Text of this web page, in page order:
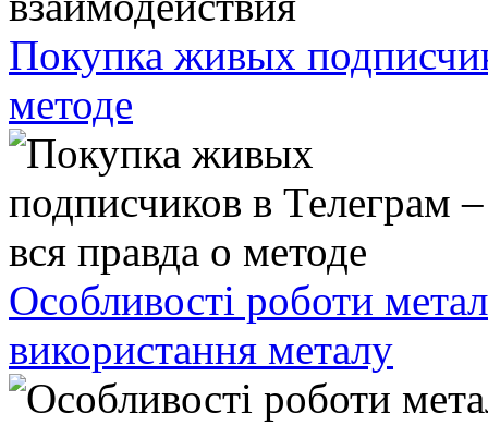
Покупка живых
методе
Особливості роботи
використання металу